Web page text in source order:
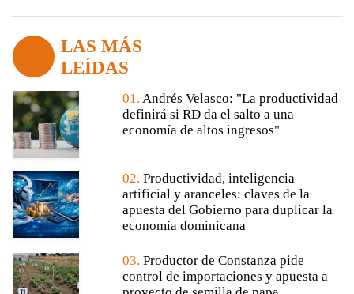
LAS MÁS
LEÍDAS
01. Andrés Velasco: "La productividad
definirá si RD da el salto a una
economía de altos ingresos"
02. Productividad, inteligencia
artificial y aranceles: claves de la
apuesta del Gobierno para duplicar la
economía dominicana
03. Productor de Constanza pide
control de importaciones y apuesta a